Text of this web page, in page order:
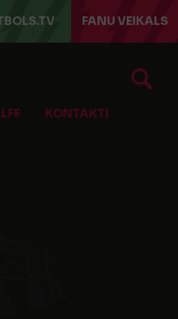
FANU VEIKALS
LFF KONTAKTI